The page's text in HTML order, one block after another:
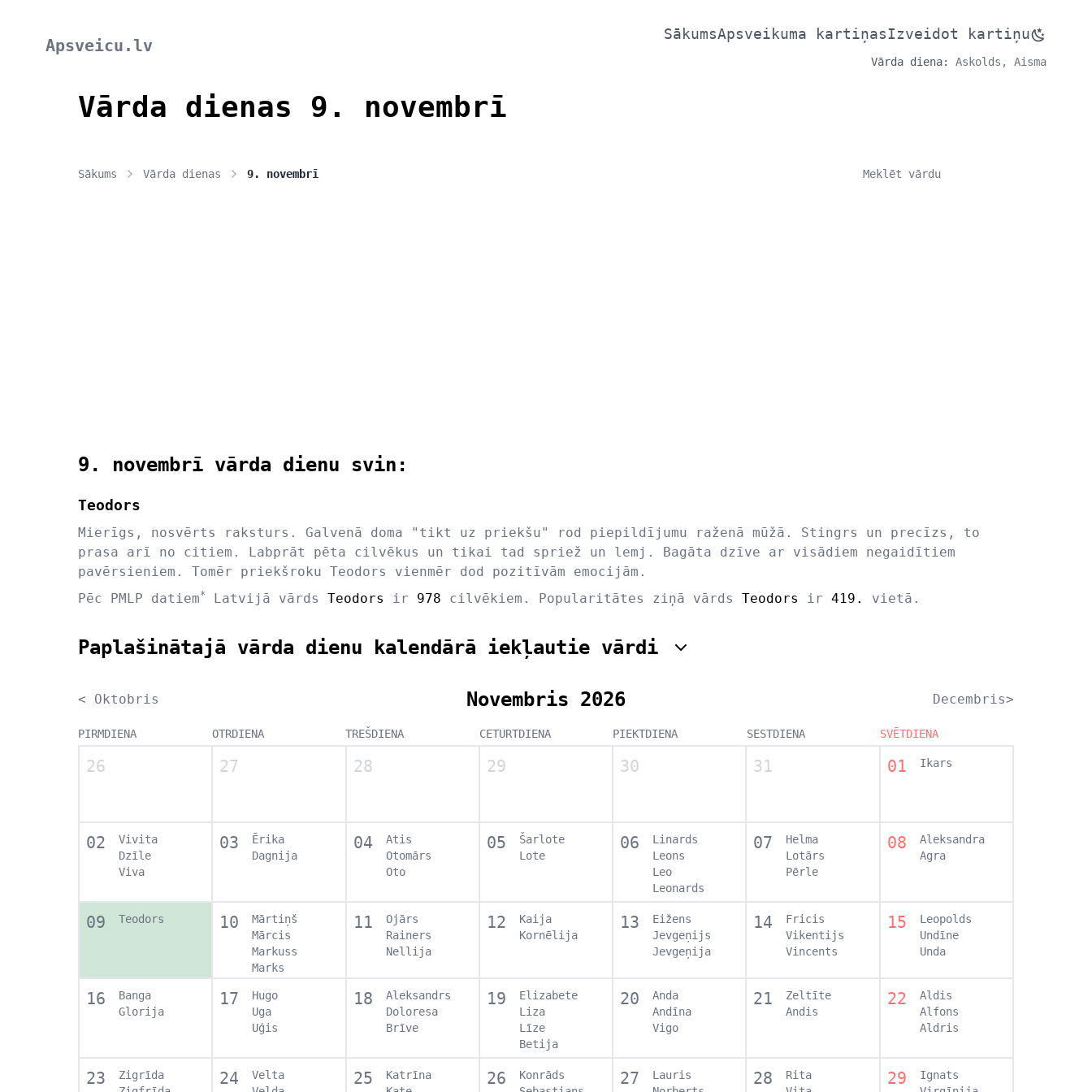
Apsveicu.lv
SākumsApsveikuma kartiņasIzveidot kartiņu
Vārda diena: Askolds, Aisma
Vārda dienas 9. novembrī
Sākums Vārda dienas 9. novembrī
9. novembrī vārda dienu svin:
Teodors
Mierīgs, nosvērts raksturs. Galvenā doma "tikt uz priekšu" rod piepildījumu raženā mūžā. Stingrs un precīzs, to
prasa arī no citiem. Labprāt pēta cilvēkus un tikai tad spriež un lemj. Bagāta dzīve ar visādiem negaidītiem
pavērsieniem. Tomēr priekšroku Teodors vienmēr dod pozitīvām emocijām.
Pēc PMLP datiem* Latvijā vārds Teodors ir 978 cilvēkiem. Popularitātes ziņā vārds Teodors ir 419. vietā.
Paplašinātajā vārda dienu kalendārā iekļautie vārdi
< Oktobris Novembris 2026 Decembris>
PIRMDIENA OTRDIENA TREŠDIENA CETURTDIENA PIEKTDIENA SESTDIENA SVĒTDIENA
26 27 28 29 30 31 01 Ikars
02
Vivita
Dzīle
Viva
03
Ērika
Dagnija
04
Atis
Otomārs
Oto
05
Šarlote
Lote
06
Linards
Leons
Leo
Leonards
07
Helma
Lotārs
Pērle
08
Aleksandra
Agra
09 Teodors 10
Mārtiņš
Mārcis
Markuss
Marks
11
Ojārs
Rainers
Nellija
12
Kaija
Kornēlija
13
Eižens
Jevgeņijs
Jevgeņija
14
Fricis
Vikentijs
Vincents
15
Leopolds
Undīne
Unda
16
Banga
Glorija
17
Hugo
Uga
Uģis
18
Aleksandrs
Doloresa
Brīve
19
Elizabete
Liza
Līze
Betija
20
Anda
Andīna
Vigo
21
Zeltīte
Andis
22
Aldis
Alfons
Aldris
23
Zigrīda
24
Velta
25
Katrīna
26
Konrāds
27
Lauris
28
Rita
29
Ignats